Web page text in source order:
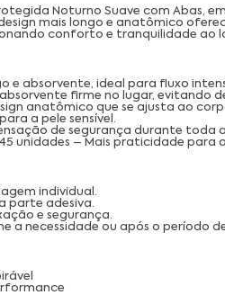
Noturno Suave com Abas,
mais longo e anatômico
conforto e tranquilidade ao
e absorvente, ideal para fluxo
firme no lugar, evitando
anatômico que se ajusta ao
a pele sensível.
de segurança durante toda
unidades – Mais praticidade para
individual.
parte adesiva.
e segurança.
a necessidade ou após o período